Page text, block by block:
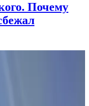
Почему